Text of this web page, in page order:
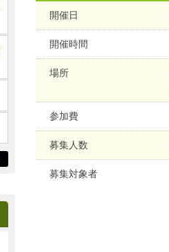
開催日
開催時間
場所
参加費
募集人数
募集対象者